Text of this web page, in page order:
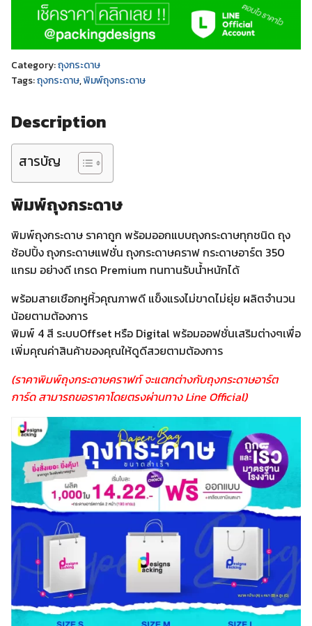
Category:ถุงกระดาษ
Tags:ถุงกระดาษ,พิมพ์ถุงกระดาษ
Description
สารบัญ
พิมพ์ถุงกระดาษ
พิมพ์ถุงกระดาษ ราคาถูก พร้อมออกแบบถุงกระดาษทุกชนิด ถุง
ช้อปปิ้ง ถุงกระดาษแฟชั่น ถุงกระดาษคราฟ กระดาษอาร์ต 350
แกรม อย่างดี เกรด Premium ทนทานรับน้ำหนักได้
พร้อมสายเชือกหูหิ้วคุณภาพดี แข็งแรงไม่ขาดไม่ยุ่ย ผลิตจำนวน
น้อยตามต้องการ
พิมพ์ 4 สี ระบบOffset หรือ Digital พร้อมออฟชั่นเสริมต่างๆเพื่อ
เพิ่มคุณค่าสินค้าของคุณให้ดูดีสวยตามต้องการ
(ราคาพิมพ์ถุงกระดาษคราฟท์ จะแตกต่างกับถุงกระดาษอาร์ต
การ์ด สามารถขอราคาโดยตรงผ่านทาง Line Official)